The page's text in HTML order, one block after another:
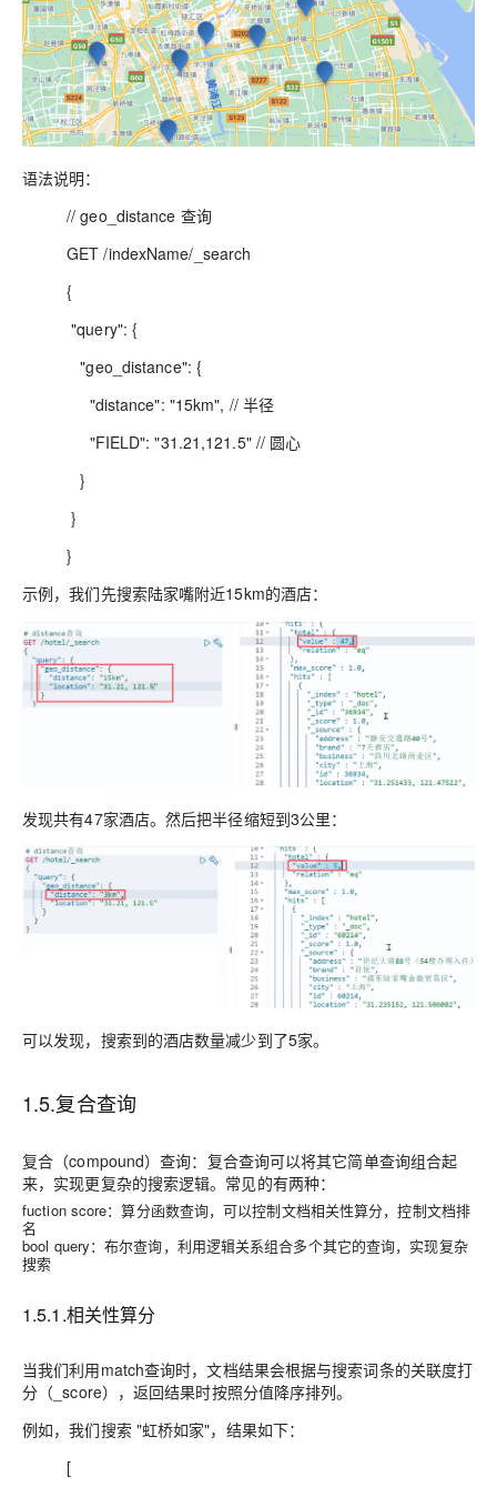
语法说明：
// geo_distance 查询
GET /indexName/_search
{
"query": {
"geo_distance": {
"distance": "15km", // 半径
"FIELD": "31.21,121.5" // 圆心
}
}
}
示例，我们先搜索陆家嘴附近15km的酒店：
发现共有47家酒店。然后把半径缩短到3公里：
可以发现，搜索到的酒店数量减少到了5家。
1.5.复合查询
复合（compound）查询：复合查询可以将其它简单查询组合起
来，实现更复杂的搜索逻辑。常见的有两种：
fuction score：算分函数查询，可以控制文档相关性算分，控制文档排
名
bool query：布尔查询，利用逻辑关系组合多个其它的查询，实现复杂
搜索
1.5.1.相关性算分
当我们利用match查询时，文档结果会根据与搜索词条的关联度打
分（_score），返回结果时按照分值降序排列。
例如，我们搜索 "虹桥如家"，结果如下：
[